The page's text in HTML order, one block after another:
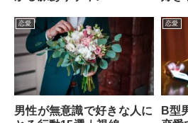
恋愛
男性が無意識で好きな人に
恋愛
B型